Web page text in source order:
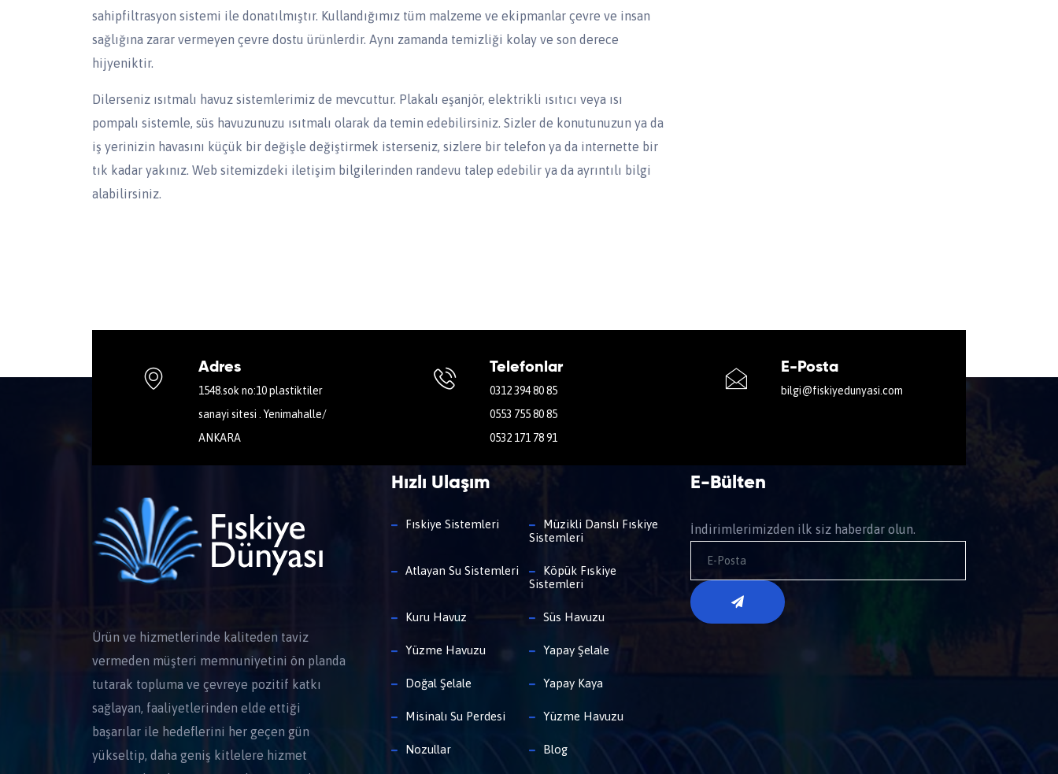
sahipfiltrasyon sistemi ile donatılmıştır. Kullandığımız tüm malzeme ve ekipmanlar çevre ve insan
sağlığına zarar vermeyen çevre dostu ürünlerdir. Aynı zamanda temizliği kolay ve son derece
hijyeniktir.
Dilerseniz ısıtmalı havuz sistemlerimiz de mevcuttur. Plakalı eşanjör, elektrikli ısıtıcı veya ısı
pompalı sistemle, süs havuzunuzu ısıtmalı olarak da temin edebilirsiniz. Sizler de konutunuzun ya da
iş yerinizin havasını küçük bir değişle değiştirmek isterseniz, sizlere bir telefon ya da internette bir
tık kadar yakınız. Web sitemizdeki iletişim bilgilerinden randevu talep edebilir ya da ayrıntılı bilgi
alabilirsiniz.
Adres
1548.sok no:10 plastiktiler
sanayi sitesi . Yenimahalle/
ANKARA
Telefonlar
0312 394 80 85
0553 755 80 85
0532 171 78 91
E-Posta
bilgi@fiskiyedunyasi.com
Ürün ve hizmetlerinde kaliteden taviz
vermeden müşteri memnuniyetini ön planda
tutarak topluma ve çevreye pozitif katkı
sağlayan, faaliyetlerinden elde ettiği
başarılar ile hedeflerini her geçen gün
yükseltip, daha geniş kitlelere hizmet
Hızlı Ulaşım
Fıskiye Sistemleri
Müzikli Danslı Fıskiye
Sistemleri
Atlayan Su Sistemleri
Köpük Fıskiye
Sistemleri
Kuru Havuz Süs Havuzu
Yüzme Havuzu Yapay Şelale
Doğal Şelale Yapay Kaya
Misinalı Su Perdesi Yüzme Havuzu
Nozullar Blog
E-Bülten
İndirimlerimizden ilk siz haberdar olun.